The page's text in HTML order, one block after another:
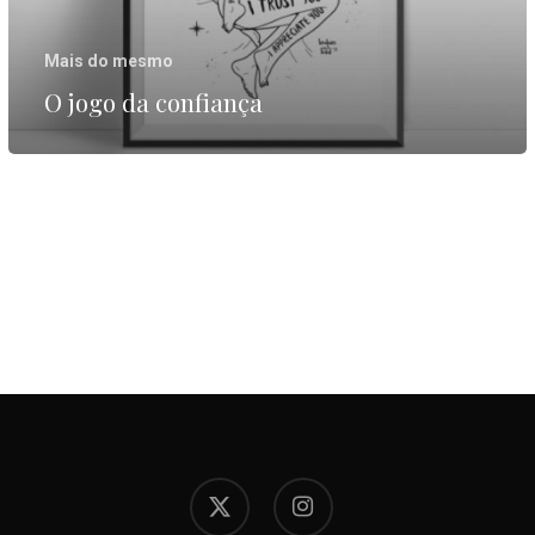
Mais do mesmo
O jogo da confiança
x-
twitter
instagram